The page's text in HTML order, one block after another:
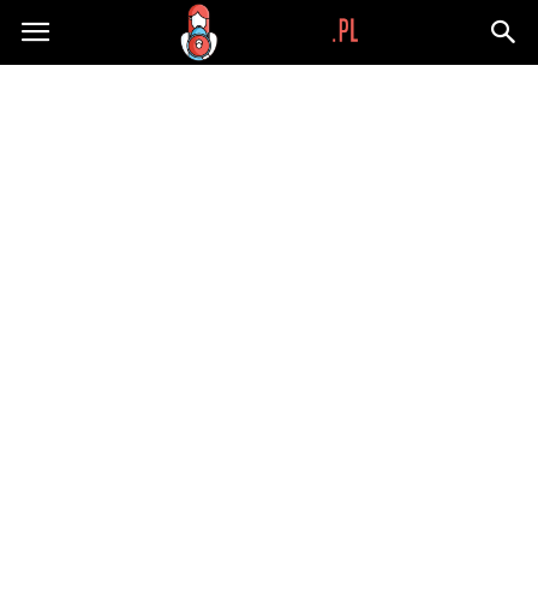
Wypaplani.pl